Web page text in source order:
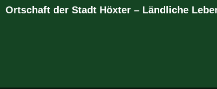
Ortschaft der Stadt Höxter – Ländliche